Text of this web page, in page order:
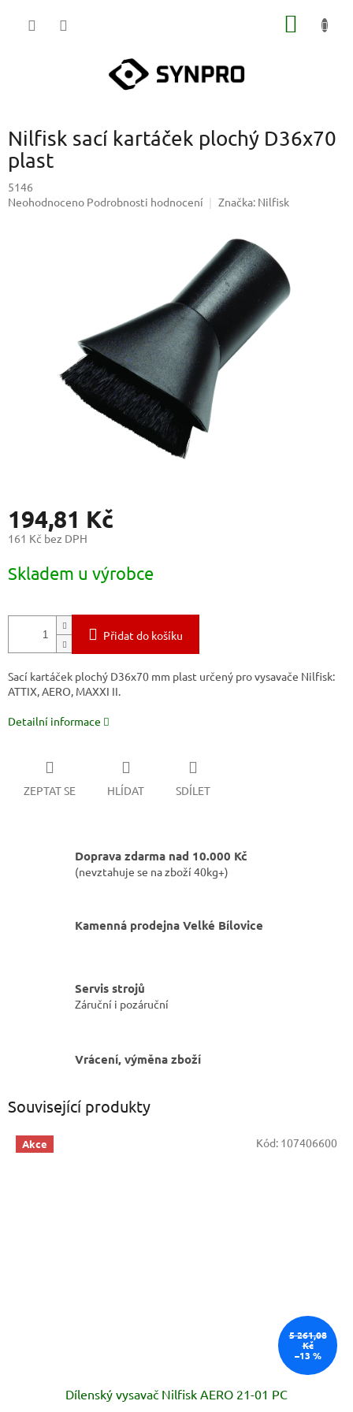
Nilfisk sací kartáček plochý D36x70
plast
5146
Průměrné
Neohodnoceno Podrobnosti hodnocení Značka: Nilfisk
194,81 Kč
161 Kč bez DPH
cena:
Skladem u výrobce
Přidat do košíku
Sací kartáček plochý D36x70 mm plast určený pro vysavače Nilfisk:
ATTIX, AERO, MAXXI II.
Detailní informace
ZEPTAT SE HLÍDAT SDÍLET
Doprava zdarma nad 10.000 Kč
(nevztahuje se na zboží 40kg+)
Kamenná prodejna Velké Bílovice
Servis strojů
Záruční i pozáruční
Vrácení, výměna zboží
Související produkty
Akce
5 261,08
Kč
–13 %
Dílenský vysavač Nilfisk AERO 21-01 PC
Kód: 107406600